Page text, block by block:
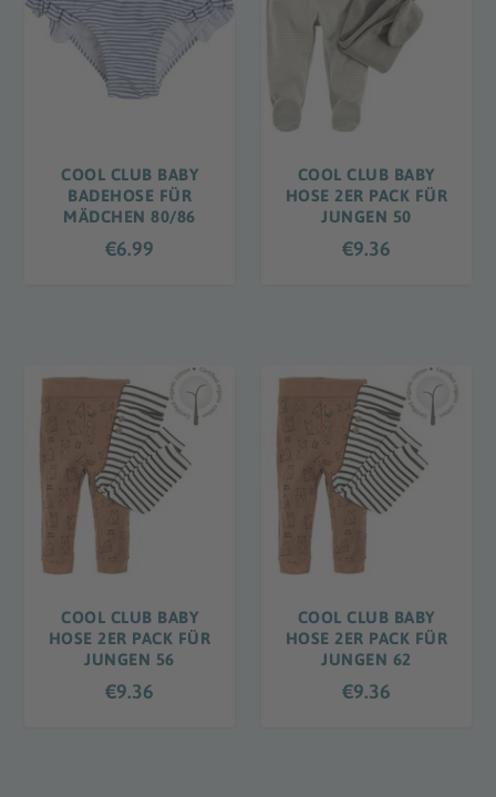
COOL CLUB BABY
BADEHOSE FÜR
MÄDCHEN 80/86
€6.99
COOL CLUB BABY
HOSE 2ER PACK FÜR
JUNGEN 50
€9.36
COOL CLUB BABY
HOSE 2ER PACK FÜR
JUNGEN 56
€9.36
COOL CLUB BABY
HOSE 2ER PACK FÜR
JUNGEN 62
€9.36